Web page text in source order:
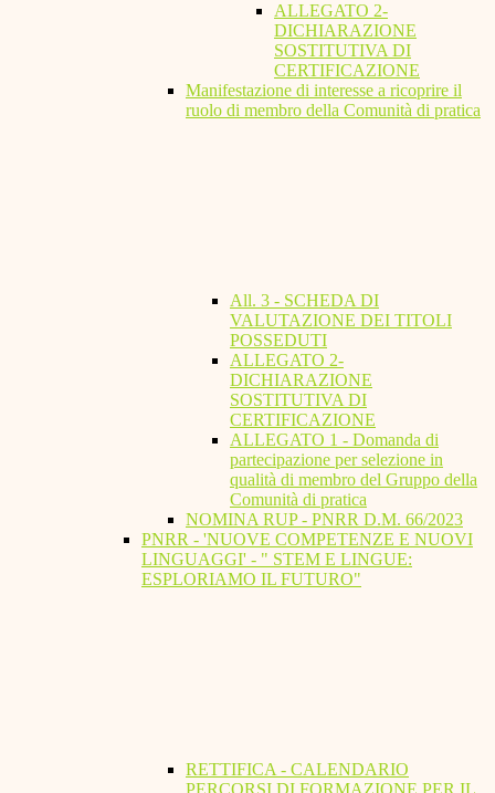
ALLEGATO 2-
DICHIARAZIONE
SOSTITUTIVA DI
CERTIFICAZIONE
Manifestazione di interesse a ricoprire il
ruolo di membro della Comunità di pratica
All. 3 - SCHEDA DI
VALUTAZIONE DEI TITOLI
POSSEDUTI
ALLEGATO 2-
DICHIARAZIONE
SOSTITUTIVA DI
CERTIFICAZIONE
ALLEGATO 1 - Domanda di
partecipazione per selezione in
qualità di membro del Gruppo della
Comunità di pratica
NOMINA RUP - PNRR D.M. 66/2023
PNRR - 'NUOVE COMPETENZE E NUOVI
LINGUAGGI' - " STEM E LINGUE:
ESPLORIAMO IL FUTURO"
RETTIFICA - CALENDARIO